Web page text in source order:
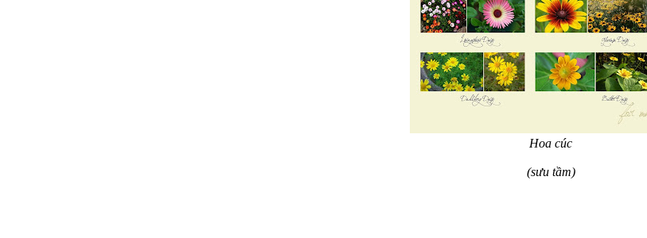
Hoa cúc
(sưu tầm)